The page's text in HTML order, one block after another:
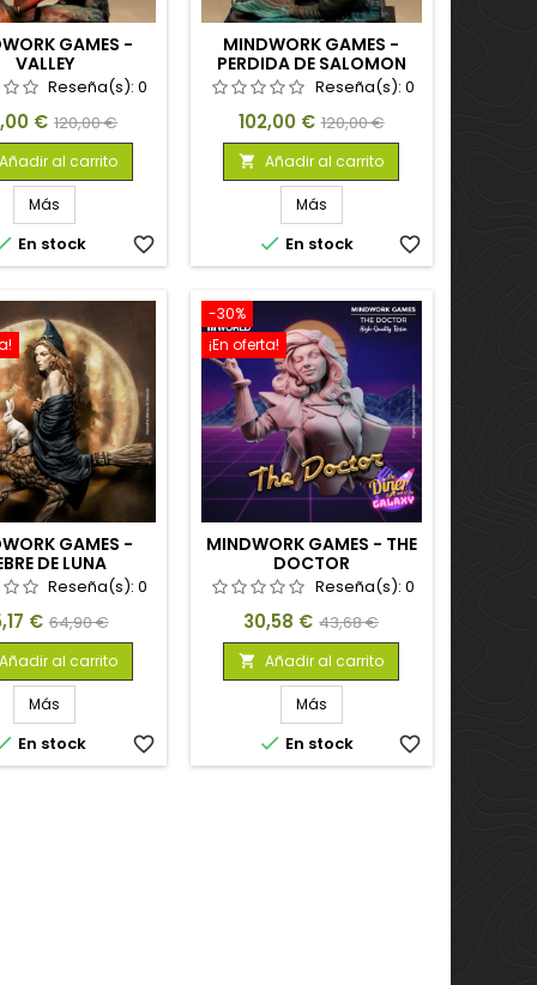
GAMES -
VALLEY
Reseña(s):0
€ Precio
base
120,00 €
Añadir al carrito
Más
En stock favorite_border
MINDWORK GAMES -
PERDIDA DE SALOMON
Reseña(s): 0
Precio
102,00 € Precio
base
120,00 €
 Añadir al carrito
Más
 En stock favorite_border
GAMES -
DE LUNA
Reseña(s):0
€ Precio
base
64,90 €
Añadir al carrito
Más
En stock favorite_border
-30%
¡En oferta!
MINDWORK GAMES - THE
DOCTOR
Reseña(s): 0
Precio
30,58 € Precio
base
43,68 €
 Añadir al carrito
Más
 En stock favorite_border